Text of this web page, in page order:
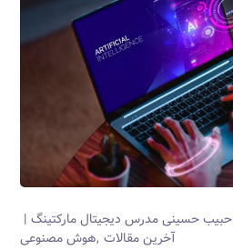
حبیب حسینیمدرس دیجیتال مارکتینگ
آخرین مقالات هوش مصنوعی